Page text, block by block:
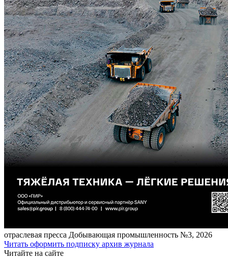
отраcлевая пресса Добывающая промышленность №3, 2026
Читать оформить подписку архив журнала
Читайте на сайте